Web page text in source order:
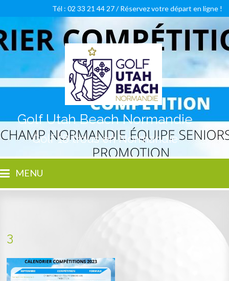
Golf Utah Beach Normandie
Golf 18 trous en Normandie
Tél : 02 33 21 44 27 /Réservez votre départ en ligne !
MENU
3